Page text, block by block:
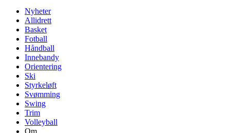
Nyheter
Allidrett
Basket
Fotball
Håndball
Innebandy
Orientering
Ski
Styrkeløft
Svømming
Swing
Trim
Volleyball
Om